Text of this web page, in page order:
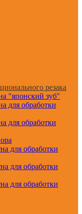
резака
"японский зуб"
для обработки
для обработки
для обработки
для обработки
для обработки